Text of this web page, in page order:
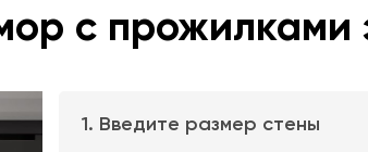
с прожилками
1. Введите размер стены